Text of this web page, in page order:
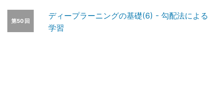
第50回
ディープラーニングの基礎(6) - 勾配法による
学習